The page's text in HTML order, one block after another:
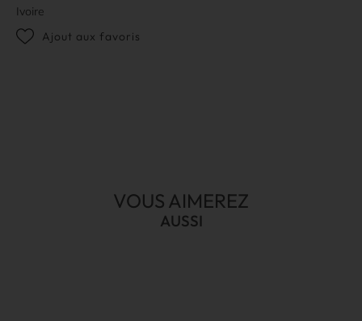
Ivoire
Ajout aux favoris
VOUS AIMEREZ
AUSSI